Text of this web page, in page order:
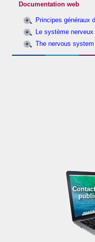
Documentation web
Principes généraux
Le système nerveux
The nervous system
Contact